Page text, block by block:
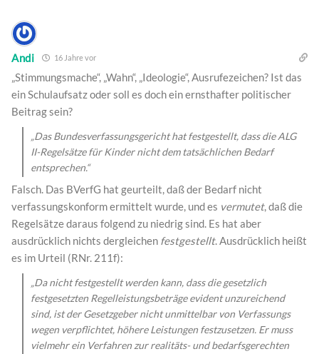
Andi 16 Jahre vor
„Stimmungsmache“, „Wahn“, „Ideologie“, Ausrufezeichen? Ist das
ein Schulaufsatz oder soll es doch ein ernsthafter politischer
Beitrag sein?
„Das Bundesverfassungsgericht hat festgestellt, dass die ALG
II-Regelsätze für Kinder nicht dem tatsächlichen Bedarf
entsprechen.“
Falsch. Das BVerfG hat geurteilt, daß der Bedarf nicht
verfassungskonform ermittelt wurde, und es vermutet, daß die
Regelsätze daraus folgend zu niedrig sind. Es hat aber
ausdrücklich nichts dergleichen festgestellt. Ausdrücklich heißt
es im Urteil (RNr. 211f):
„Da nicht festgestellt werden kann, dass die gesetzlich
festgesetzten Regelleistungsbeträge evident unzureichend
sind, ist der Gesetzgeber nicht unmittelbar von Verfassungs
wegen verpflichtet, höhere Leistungen festzusetzen. Er muss
vielmehr ein Verfahren zur realitäts- und bedarfsgerechten